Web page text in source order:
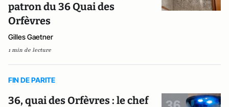
patron du 36 Quai des
Orfèvres
Gilles Gaetner
1 min de lecture
FIN DE PARITE
36, quai des Orfèvres : le chef